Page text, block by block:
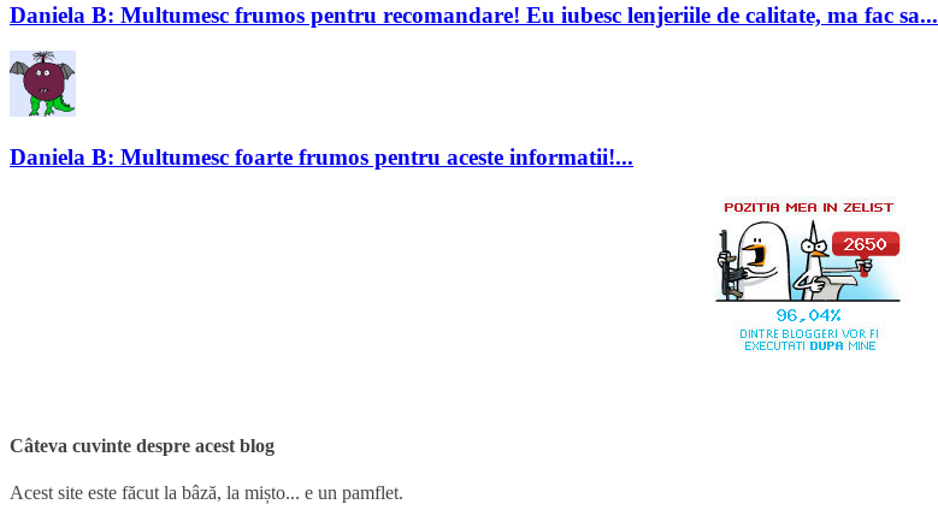
Daniela B: Multumesc frumos pentru recomandare! Eu iubesc lenjeriile de calitate, ma fac sa...
Daniela B: Multumesc foarte frumos pentru aceste informatii!...
Câteva cuvinte despre acest blog
Acest site este făcut la bâză, la mișto... e un pamflet.